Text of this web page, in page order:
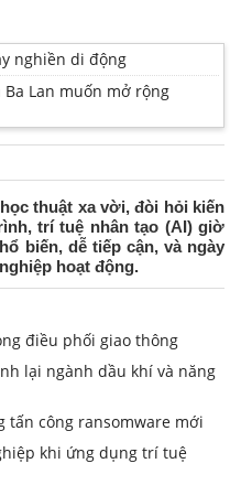
nghiền di động
Lan muốn mở rộng
thuật xa vời, đòi hỏi kiến
trí tuệ nhân tạo (AI) giờ
biến, dễ tiếp cận, và ngày
hoạt động.
điều phối giao thông
lại ngành dầu khí và năng
tấn công ransomware mới
khi ứng dụng trí tuệ